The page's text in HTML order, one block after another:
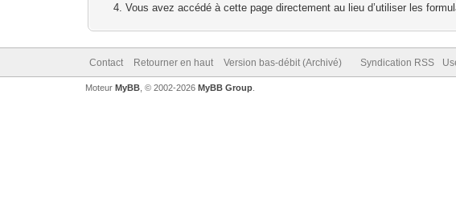
Vous avez accédé à cette page directement au lieu d’utiliser les
Contact Retourner en haut Version bas-débit (Archivé) Syndication RSS
Moteur MyBB, © 2002-2026 MyBB Group.